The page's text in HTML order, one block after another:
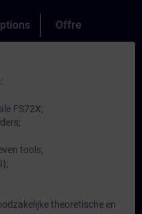
Offre
FS72X;
tools;
theoretische en